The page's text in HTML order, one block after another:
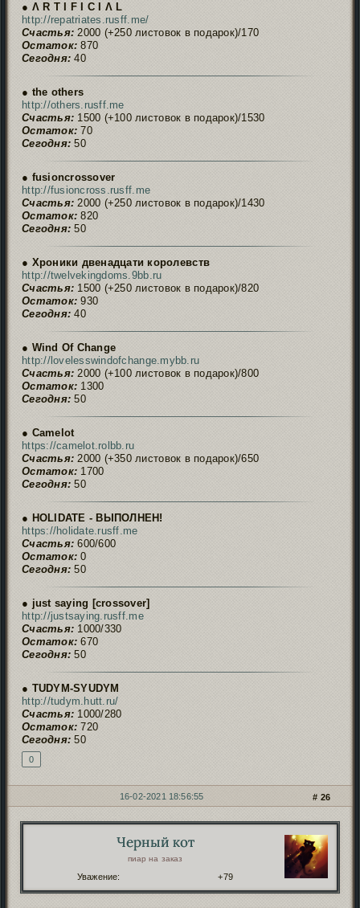
● Ʌ R T I F I C I Ʌ L
http://repatriates.rusff.me/
Счастья: 2000 (+250 листовок в подарок)/170
Остаток: 870
Сегодня: 40
● the others
http://others.rusff.me
Счастья: 1500 (+100 листовок в подарок)/1530
Остаток: 70
Сегодня: 50
● fusioncrossover
http://fusioncross.rusff.me
Счастья: 2000 (+250 листовок в подарок)/1430
Остаток: 820
Сегодня: 50
● Хроники двенадцати королевств
http://twelvekingdoms.9bb.ru
Счастья: 1500 (+250 листовок в подарок)/820
Остаток: 930
Сегодня: 40
● Wind Of Change
http://lovelesswindofchange.mybb.ru
Счастья: 2000 (+100 листовок в подарок)/800
Остаток: 1300
Сегодня: 50
● Camelot
https://camelot.rolbb.ru
Счастья: 2000 (+350 листовок в подарок)/650
Остаток: 1700
Сегодня: 50
● HOLIDATE - ВЫПОЛНЕН!
https://holidate.rusff.me
Счастья: 600/600
Остаток: 0
Сегодня: 50
● just saying [crossover]
http://justsaying.rusff.me
Счастья: 1000/330
Остаток: 670
Сегодня: 50
● TUDYM-SYUDYM
http://tudym.hutt.ru/
Счастья: 1000/280
Остаток: 720
Сегодня: 50
0
26
16-02-2021 18:56:55
Черный кот
пиар на заказ
Уважение: +79